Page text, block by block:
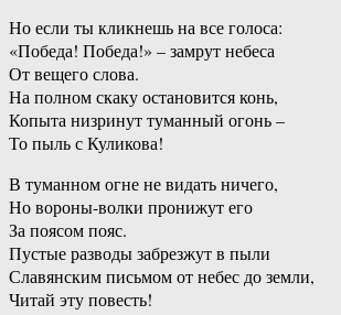
Но если ты кликнешь на все голоса:
«Победа! Победа!» – замрут небеса
От вещего слова.
На полном скаку остановится конь,
Копыта низринут туманный огонь –
То пыль с Куликова!
В туманном огне не видать ничего,
Но вороны-волки пронижут его
За поясом пояс.
Пустые разводы забрезжут в пыли
Славянским письмом от небес до земли,
Читай эту повесть!